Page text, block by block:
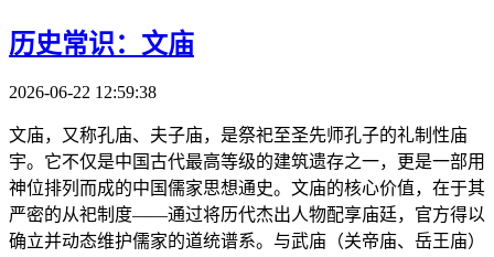
历史常识：文庙
2026-06-22 12:59:38
文庙，又称孔庙、夫子庙，是祭祀至圣先师孔子的礼制性庙
宇。它不仅是中国古代最高等级的建筑遗存之一，更是一部用
神位排列而成的中国儒家思想通史。文庙的核心价值，在于其
严密的从祀制度——通过将历代杰出人物配享庙廷，官方得以
确立并动态维护儒家的道统谱系。与武庙（关帝庙、岳王庙）